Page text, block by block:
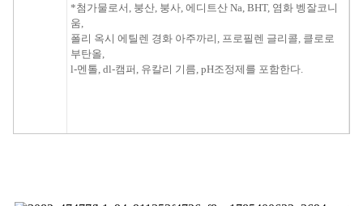
*첨가물로서 , 붕산, 붕사, 에디트산 Na, BHT, 염화 벵잘코니
움,
폴리 옥시 에틸렌 경화 아주까리 , 프로필렌 글리콜, 클로로
부탄올,
l-멘톨, dl-캠퍼 , 유칼리 기름, pH조정제를 포함한다.